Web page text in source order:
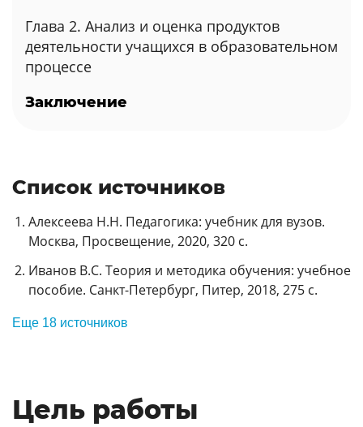
Глава 2. Анализ и оценка продуктов
деятельности учащихся в образовательном
процессе
Заключение
Список источников
Алексеева Н.Н. Педагогика: учебник для вузов.
Москва, Просвещение, 2020, 320 с.
Иванов В.С. Теория и методика обучения: учебное
пособие. Санкт-Петербург, Питер, 2018, 275 с.
Еще 18 источников
Цель работы